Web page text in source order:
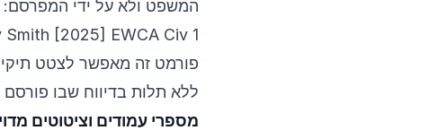
המשפט ולא על ידי המפרסם:
Smith [2025] EWCA Civ 1
פורמט זה מאפשר לצטט
ללא תלות בדיווח שבו
מספרי עמודים וציטוטים